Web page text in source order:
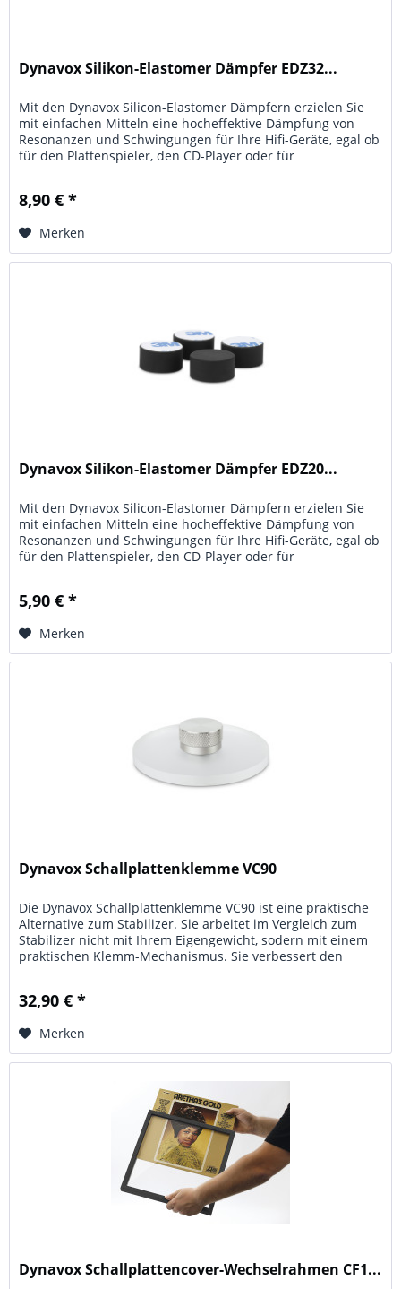
Dynavox Silikon-Elastomer Dämpfer EDZ32...
Mit den Dynavox Silicon-Elastomer Dämpfern erzielen Sie
mit einfachen Mitteln eine hocheffektive Dämpfung von
Resonanzen und Schwingungen für Ihre Hifi-Geräte, egal ob
für den Plattenspieler, den CD-Player oder für
8,90 € *
Merken
Dynavox Silikon-Elastomer Dämpfer EDZ20...
Mit den Dynavox Silicon-Elastomer Dämpfern erzielen Sie
mit einfachen Mitteln eine hocheffektive Dämpfung von
Resonanzen und Schwingungen für Ihre Hifi-Geräte, egal ob
für den Plattenspieler, den CD-Player oder für
5,90 € *
Merken
Dynavox Schallplattenklemme VC90
Die Dynavox Schallplattenklemme VC90 ist eine praktische
Alternative zum Stabilizer. Sie arbeitet im Vergleich zum
Stabilizer nicht mit Ihrem Eigengewicht, sodern mit einem
praktischen Klemm-Mechanismus. Sie verbessert den
32,90 € *
Merken
Dynavox Schallplattencover-Wechselrahmen CF1...